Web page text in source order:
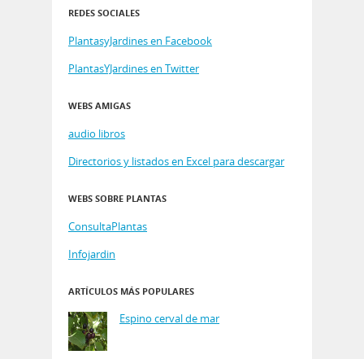
REDES SOCIALES
PlantasyJardines en Facebook
PlantasYJardines en Twitter
WEBS AMIGAS
audio libros
Directorios y listados en Excel para descargar
WEBS SOBRE PLANTAS
ConsultaPlantas
Infojardin
ARTÍCULOS MÁS POPULARES
Espino cerval de mar